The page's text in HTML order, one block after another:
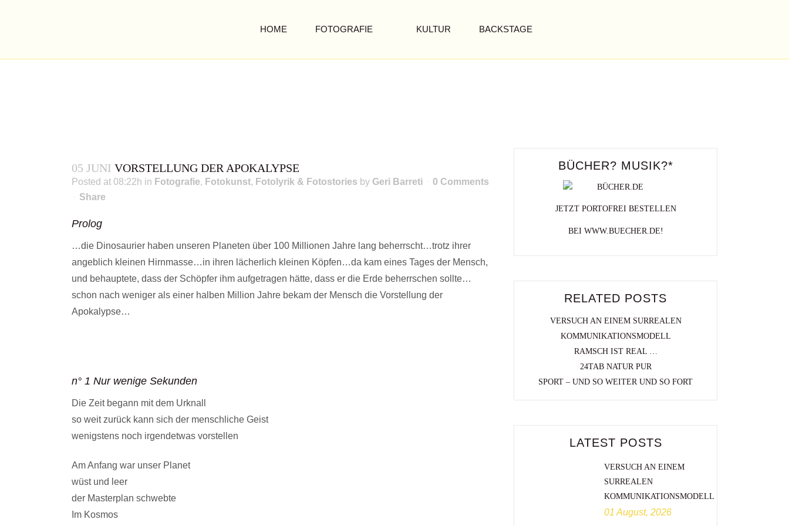
HOME FOTOGRAFIE KULTUR BACKSTAGE
05 JUNI VORSTELLUNG DER APOKALYPSE
Posted at 08:22h in Fotografie, Fotokunst, Fotolyrik & Fotostories by Geri Barreti
0 Comments
Share
Prolog
…die Dinosaurier haben unseren Planeten über 100 Millionen Jahre lang beherrscht…trotz ihrer
angeblich kleinen Hirnmasse…in ihren lächerlich kleinen Köpfen…da kam eines Tages der Mensch,
und behauptete, dass der Schöpfer ihm aufgetragen hätte, dass er die Erde beherrschen sollte…
schon nach weniger als einer halben Million Jahre bekam der Mensch die Vorstellung der
Apokalypse…
n° 1 Nur wenige Sekunden
Die Zeit begann mit dem Urknall
so weit zurück kann sich der menschliche Geist
wenigstens noch irgendetwas vorstellen
Am Anfang war unser Planet
wüst und leer
der Masterplan schwebte
Im Kosmos
BÜCHER? MUSIK?*
JETZT PORTOFREI BESTELLEN
BEI WWW.BUECHER.DE!
RELATED POSTS
VERSUCH AN EINEM SURREALEN
KOMMUNIKATIONSMODELL
RAMSCH IST REAL …
24TAB NATUR PUR
SPORT – UND SO WEITER UND SO FORT
LATEST POSTS
VERSUCH AN EINEM
SURREALEN
KOMMUNIKATIONSMODELL
01 August, 2026